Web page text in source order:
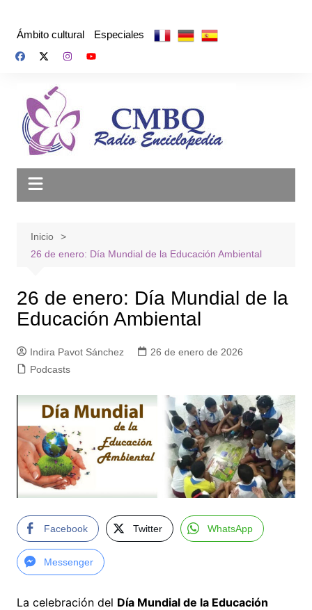
Ámbito cultural Especiales
Inicio
26 de enero: Día Mundial de la Educación Ambiental
26 de enero: Día Mundial de la
Educación Ambiental
Indira Pavot Sánchez
26 de enero de 2026
Podcasts
Facebook Twitter WhatsApp
Messenger
La celebración del Día Mundial de la Educación